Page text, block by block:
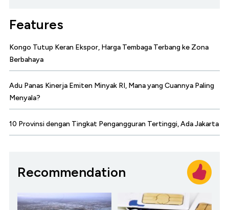
Features
Kongo Tutup Keran Ekspor, Harga Tembaga Terbang ke Zona
Berbahaya
Adu Panas Kinerja Emiten Minyak RI, Mana yang Cuannya Paling
Menyala?
10 Provinsi dengan Tingkat Pengangguran Tertinggi, Ada Jakarta
Recommendation